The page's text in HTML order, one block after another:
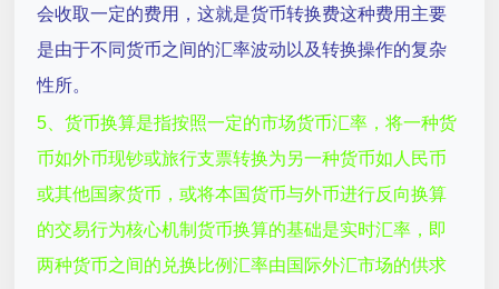
会收取一定的费用，这就是货币转换费这种费用主要
是由于不同货币之间的汇率波动以及转换操作的复杂
性所。
5、货币换算是指按照一定的市场货币汇率，将一种货
币如外币现钞或旅行支票转换为另一种货币如人民币
或其他国家货币，或将本国货币与外币进行反向换算
的交易行为核心机制货币换算的基础是实时汇率，即
两种货币之间的兑换比例汇率由国际外汇市场的供求